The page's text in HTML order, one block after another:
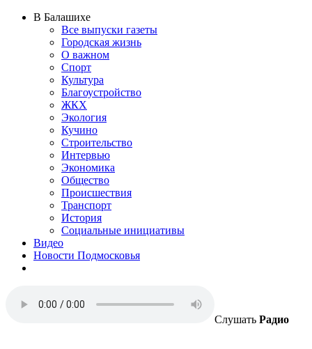
В Балашихе
Все выпуски газеты
Городская жизнь
О важном
Спорт
Культура
Благоустройство
ЖКХ
Экология
Кучино
Строительство
Интервью
Экономика
Общество
Происшествия
Транспорт
История
Социальные инициативы
Видео
Новости Подмосковья
Слушать Радио